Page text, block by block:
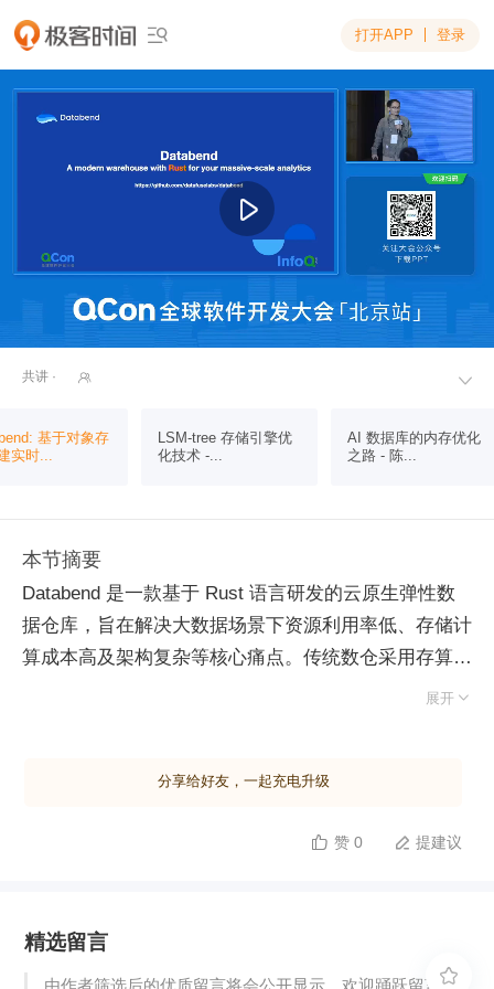
 打开APP 登录

共讲 · 
基于对象存
实时...
LSM-tree 存储引擎优
化技术 -...
AI 数据库的内存优化
之路 - 陈...
本节摘要
Databend 是一款基于 Rust 语言研发的云原生弹性数
据仓库，旨在解决大数据场景下资源利用率低、存储计
算成本高及架构复杂等核心痛点。传统数仓采用存算一
体架构，扩容需迁移数据导致弹性弱且成本高昂；而
持异构资源配置以精细化控制成本。 在技术实现上，
Snowflake 的云原生弹性架构。针对对象存储网络延迟
奏以避免网络拥塞。系统内置多级缓存机制，灵活利用
内存或本地盘加速索引与热点数据访问。此外，
展开 
分享给好友，一起充电升级
 赞 0  提建议
精选留言
由作者筛选后的优质留言将会公开显示，欢迎踊跃留言。
